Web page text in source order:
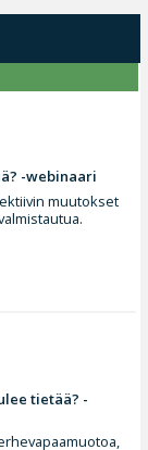
-webinaari
muutokset
tietää? -